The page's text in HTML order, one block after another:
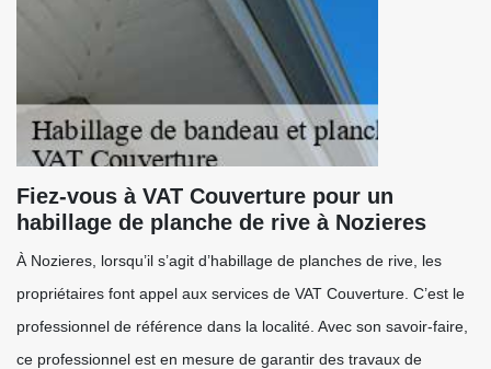
Fiez-vous à VAT Couverture pour un
habillage de planche de rive à Nozieres
À Nozieres, lorsqu’il s’agit d’habillage de planches de rive, les
propriétaires font appel aux services de VAT Couverture. C’est le
professionnel de référence dans la localité. Avec son savoir-faire,
ce professionnel est en mesure de garantir des travaux de